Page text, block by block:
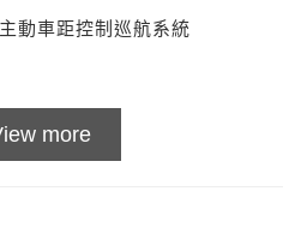
動車距控制巡航系統